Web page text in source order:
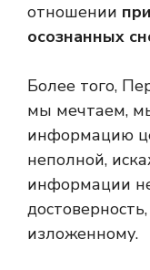
отношении
осознанных
Более того,
мы мечтаем,
информацию
неполной,
информации
изложенному.